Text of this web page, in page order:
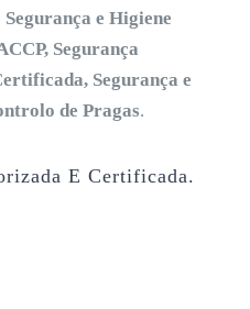
Segurança e Higiene
Segurança
Segurança e
de Pragas.
E Certificada.